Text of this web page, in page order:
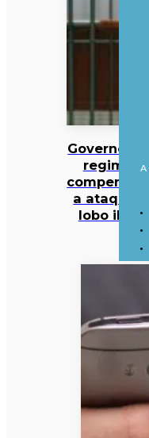
Governo
regime
a ataques
lobo
A